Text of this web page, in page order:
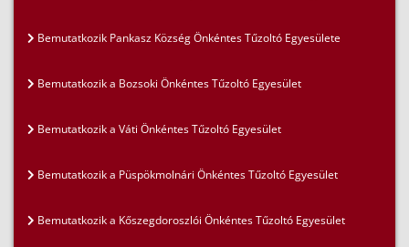
Bemutatkozik Pankasz Község Önkéntes Tűzoltó Egyesülete
Bemutatkozik a Bozsoki Önkéntes Tűzoltó Egyesület
Bemutatkozik a Váti Önkéntes Tűzoltó Egyesület
Bemutatkozik a Püspökmolnári Önkéntes Tűzoltó Egyesület
Bemutatkozik a Kőszegdoroszlói Önkéntes Tűzoltó Egyesület